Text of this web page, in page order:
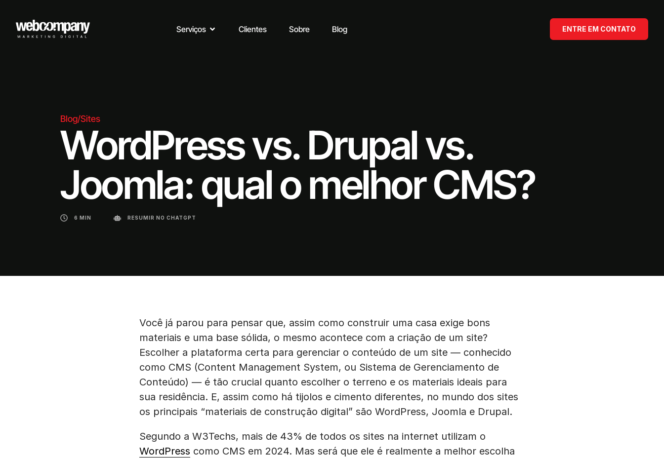
Serviços Clientes Sobre Blog ENTRE EM CONTATO
Blog/Sites
WordPress vs. Drupal vs.
Joomla: qual o melhor CMS?
6 MIN RESUMIR NO CHATGPT
Você já parou para pensar que, assim como construir uma casa exige bons
materiais e uma base sólida, o mesmo acontece com a criação de um site?
Escolher a plataforma certa para gerenciar o conteúdo de um site — conhecido
como CMS (Content Management System, ou Sistema de Gerenciamento de
Conteúdo) — é tão crucial quanto escolher o terreno e os materiais ideais para
sua residência. E, assim como há tijolos e cimento diferentes, no mundo dos sites
os principais “materiais de construção digital” são WordPress, Joomla e Drupal.
Segundo a W3Techs, mais de 43% de todos os sites na internet utilizam o
WordPress como CMS em 2024. Mas será que ele é realmente a melhor escolha